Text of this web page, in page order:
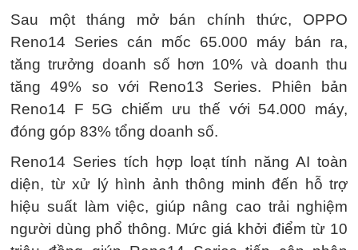
Sau một tháng mở bán chính thức, OPPO
Reno14 Series cán mốc 65.000 máy bán ra,
tăng trưởng doanh số hơn 10% và doanh thu
tăng 49% so với Reno13 Series. Phiên bản
Reno14 F 5G chiếm ưu thế với 54.000 máy,
đóng góp 83% tổng doanh số.
Reno14 Series tích hợp loạt tính năng AI toàn
diện, từ xử lý hình ảnh thông minh đến hỗ trợ
hiệu suất làm việc, giúp nâng cao trải nghiệm
người dùng phổ thông. Mức giá khởi điểm từ 10